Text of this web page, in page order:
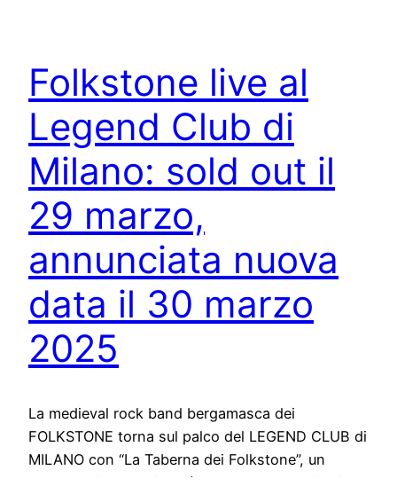
Folkstone live al
Legend Club di
Milano: sold out il
29 marzo,
annunciata nuova
data il 30 marzo
2025
La medieval rock band bergamasca dei
FOLKSTONE torna sul palco del LEGEND CLUB di
MILANO con “La Taberna dei Folkstone”, un